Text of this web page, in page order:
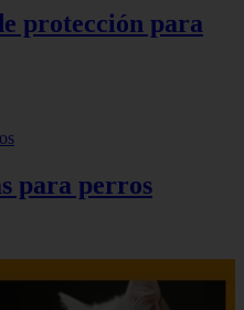
protección para
para perros